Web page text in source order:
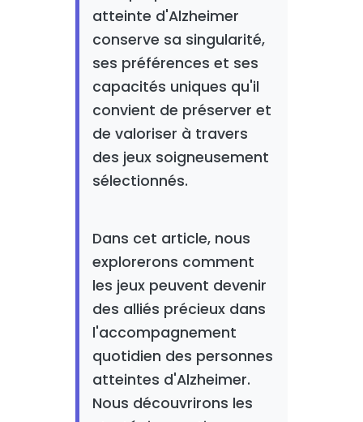
atteinte d'Alzheimer
conserve sa singularité,
ses préférences et ses
capacités uniques qu'il
convient de préserver et
de valoriser à travers
des jeux soigneusement
sélectionnés.
Dans cet article, nous
explorerons comment
les jeux peuvent devenir
des alliés précieux dans
l'accompagnement
quotidien des personnes
atteintes d'Alzheimer.
Nous découvrirons les